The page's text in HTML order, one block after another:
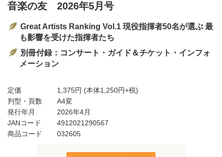
音楽の友 2026年5月号
Great Artists Ranking Vol.1 現役指揮者50名が選ぶ 最
も影響を受けた指揮者たち
別冊付録：コンサート・ガイド＆チケット・インフォ
メーション
定価 1,375円 (本体1,250円+税)
判型・頁数
A4変
発行年月
2026年4月
JANコード
4912021290567
商品コード
032605